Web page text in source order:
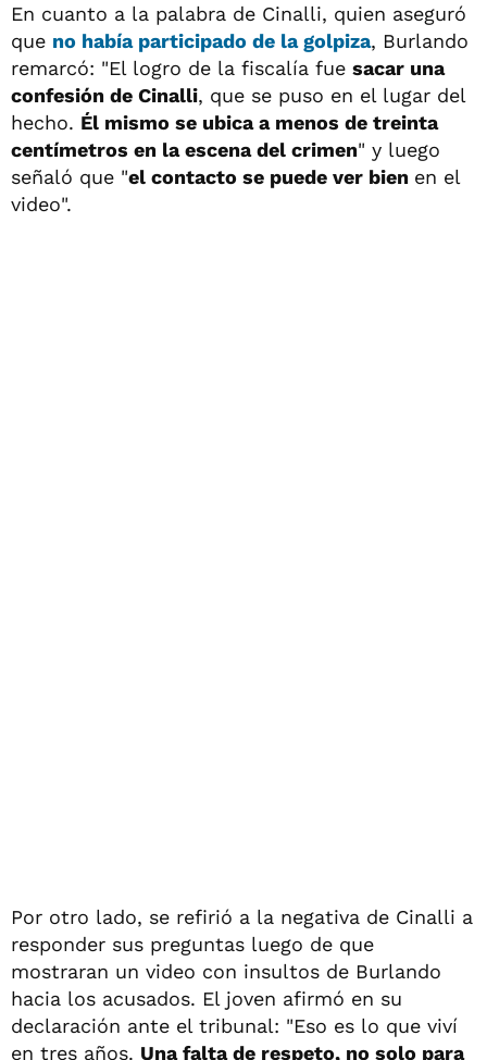
En cuanto a la palabra de Cinalli, quien aseguró
que no había participado de la golpiza, Burlando
remarcó: "El logro de la fiscalía fue sacar una
confesión de Cinalli, que se puso en el lugar del
hecho. Él mismo se ubica a menos de treinta
centímetros en la escena del crimen" y luego
señaló que "el contacto se puede ver bien en el
video".
Por otro lado, se refirió a la negativa de Cinalli a
responder sus preguntas luego de que
mostraran un video con insultos de Burlando
hacia los acusados. El joven afirmó en su
declaración ante el tribunal: "Eso es lo que viví
en tres años. Una falta de respeto, no solo para